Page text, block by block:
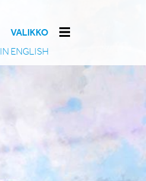
IN ENGLISH
VALIKKO